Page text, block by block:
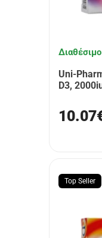
Διαθέσιμο
Uni-
D3,
Top Seller